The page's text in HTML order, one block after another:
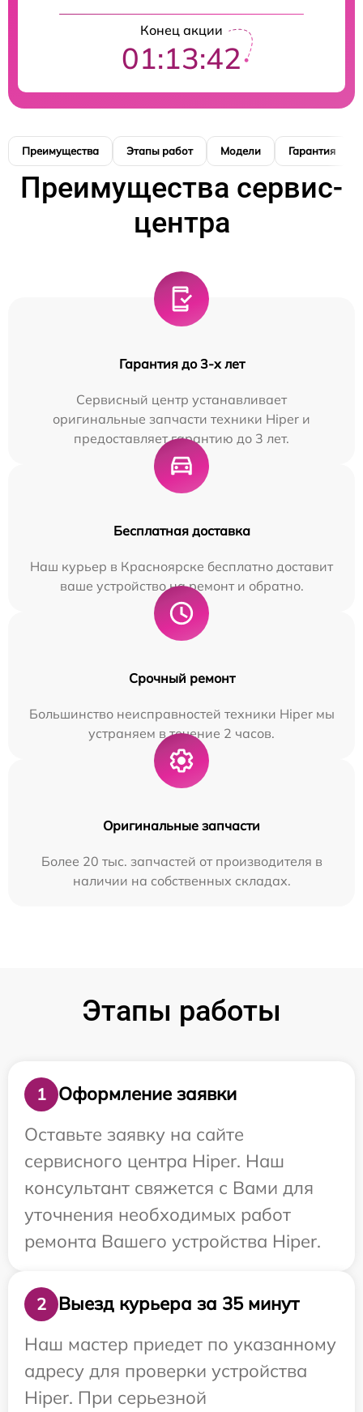
Конец акции
01:13:41
Преимущества Этапы работ Модели Гарантия
Преимущества сервис-
центра
Гарантия до 3-х лет
Сервисный центр устанавливает
оригинальные запчасти техники Hiper и
предоставляет гарантию до 3 лет.
Бесплатная доставка
Наш курьер в Красноярске бесплатно доставит
ваше устройство на ремонт и обратно.
Срочный ремонт
Большинство неисправностей техники Hiper мы
устраняем в течение 2 часов.
Оригинальные запчасти
Более 20 тыс. запчастей от производителя в
наличии на собственных складах.
Этапы работы
1
Оформление заявки
Оставьте заявку на сайте
сервисного центра Hiper. Наш
консультант свяжется с Вами для
уточнения необходимых работ
ремонта Вашего устройства Hiper.
2
Выезд курьера за 35 минут
Наш мастер приедет по указанному
адресу для проверки устройства
Hiper. При серьезной